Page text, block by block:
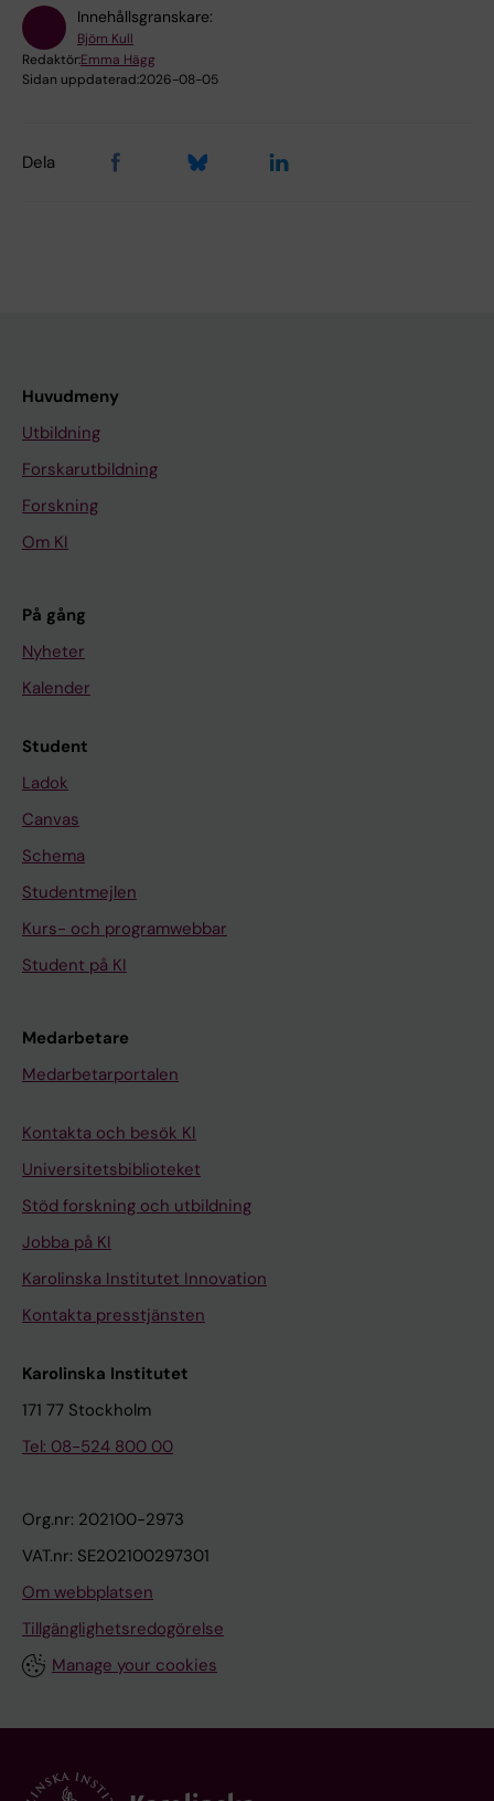
Innehållsgranskare:
Björn Kull
Redaktör:Emma Hägg
Sidan uppdaterad:2026-08-05
Dela
Huvudmeny
Utbildning
Forskarutbildning
Forskning
Om KI
På gång
Nyheter
Kalender
Student
Ladok
Canvas
Schema
Studentmejlen
Kurs- och programwebbar
Student på KI
Medarbetare
Medarbetarportalen
Kontakta och besök KI
Universitetsbiblioteket
Stöd forskning och utbildning
Jobba på KI
Karolinska Institutet Innovation
Kontakta presstjänsten
Karolinska Institutet
171 77 Stockholm
Tel: 08-524 800 00
Org.nr: 202100-2973
VAT.nr: SE202100297301
Om webbplatsen
Tillgänglighetsredogörelse
Manage your cookies